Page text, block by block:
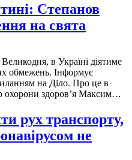
Степанов
на свята
в Україні діятиме
обмежень. Інформує
на Діло. Про це в
охорони здоров’я Максим…
рух транспорту,
не